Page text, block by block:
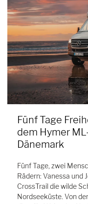
Fünf Tage
dem Hymer
Dänemark
Fünf Tage, zwei
Rädern: Vanessa und
CrossTrail die wilde
Nordseeküste. Von